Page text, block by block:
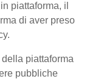
piattaforma, il
di aver preso
piattaforma
pubbliche